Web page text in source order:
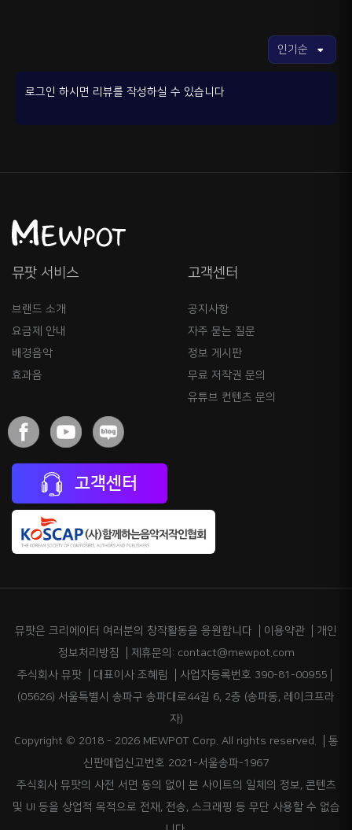
로그인 하시면 리뷰를 작성하실 수 있습니다
뮤팟 서비스
브랜드 소개
요금제 안내
배경음악
효과음
고객센터
공지사항
자주 묻는 질문
정보 게시판
무료 저작권 문의
유튜브 컨텐츠 문의
고객센터
뮤팟은 크리에이터 여러분의 창작활동을 응원합니다 이용약관
개인
정보처리방침
제휴문의: contact@mewpot.com
주식회사 뮤팟
대표이사 조혜림
사업자등록번호 390-81-00955
(05626) 서울특별시 송파구 송파대로44길 6, 2층 (송파동, 레이크프라
자)
Copyright © 2018 - 2026 MEWPOT Corp. All rights reserved.
통
신판매업신고번호 2021-서울송파-1967
주식회사 뮤팟의 사전 서면 동의 없이 본 사이트의 일체의 정보, 콘텐츠
및 UI 등을 상업적 목적으로 전재, 전송, 스크래핑 등 무단 사용할 수 없습